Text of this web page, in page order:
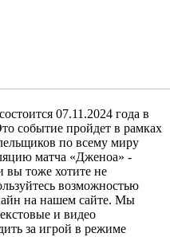
07.11.2024 года в
событие пройдет в рамках
по всему миру
матча «Дженоа» -
вы тоже хотите не
возможностью
на нашем сайте. Мы
и видео
за игрой в режиме